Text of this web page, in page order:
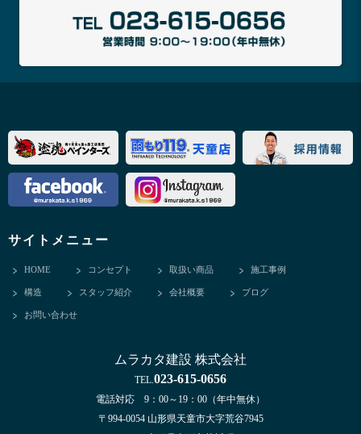
サイトメニュー
HOME コンセプト 取扱い商品 施工事例
構造 スタッフ紹介 会社概要 ブログ
お問い合わせ
ムラカタ建設 株式会社
TEL.023-615-0656
電話対応 9：00～19：00（年中無休）
〒994-0054 山形県天童市大字荒谷7945